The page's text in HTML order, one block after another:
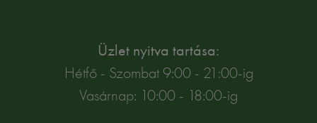
Üzlet nyitva tartása:
Hétfő - Szombat 9:00 - 21:00-ig
Vasárnap: 10:00 - 18:00-ig